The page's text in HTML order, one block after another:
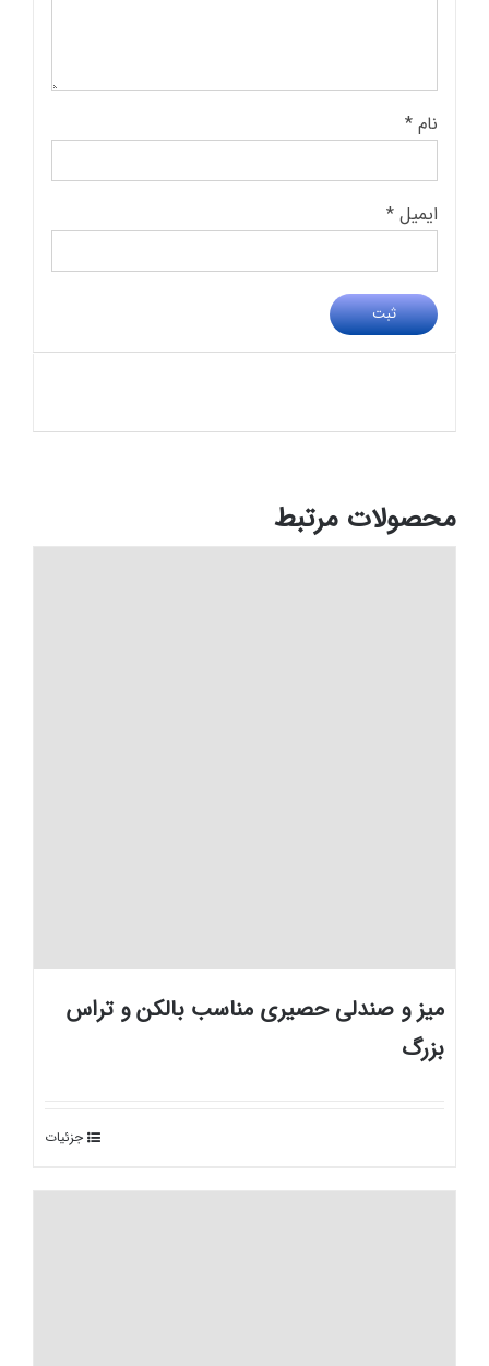
نام *
ایمیل *
محصولات مرتبط
میز و صندلی حصیری مناسب بالکن و تراس
بزرگ
جزئیات